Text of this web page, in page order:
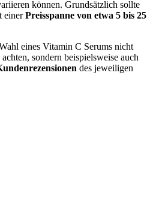
können. Grundsätzlich sollte
einerPreisspanne von etwa 5 bis 25
eines Vitamin C Serums nicht
sondern beispielsweise auch
des jeweiligen